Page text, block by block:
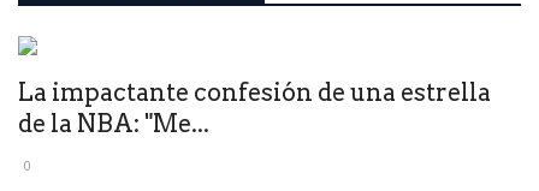
La impactante confesión de una estrella
de la NBA: "Me...
0